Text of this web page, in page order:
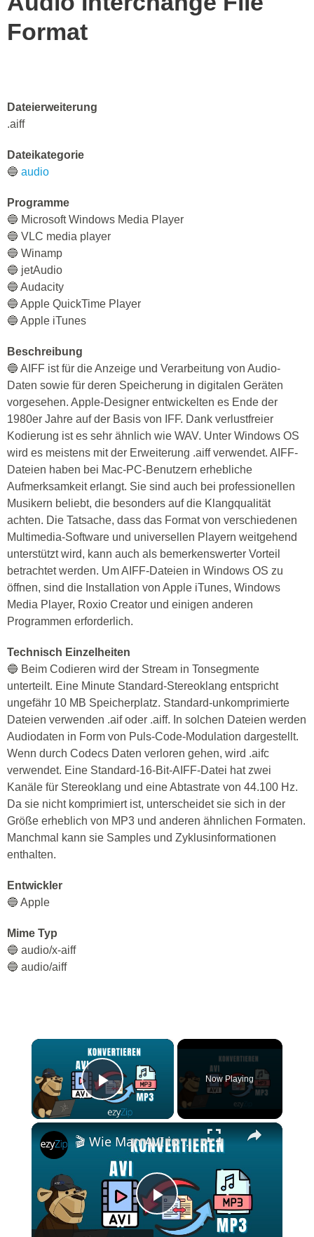
Format
Dateierweiterung
.aiff
Dateikategorie
🔵 audio
Programme
🔵 Microsoft Windows Media Player
🔵 VLC media player
🔵 Winamp
🔵 jetAudio
🔵 Audacity
🔵 Apple QuickTime Player
🔵 Apple iTunes
Beschreibung
🔵 AIFF ist für die Anzeige und Verarbeitung von Audio-
Daten sowie für deren Speicherung in digitalen Geräten
vorgesehen. Apple-Designer entwickelten es Ende der
1980er Jahre auf der Basis von IFF. Dank verlustfreier
Kodierung ist es sehr ähnlich wie WAV. Unter Windows OS
wird es meistens mit der Erweiterung .aiff verwendet. AIFF-
Dateien haben bei Mac-PC-Benutzern erhebliche
Aufmerksamkeit erlangt. Sie sind auch bei professionellen
Musikern beliebt, die besonders auf die Klangqualität
achten. Die Tatsache, dass das Format von verschiedenen
Multimedia-Software und universellen Playern weitgehend
unterstützt wird, kann auch als bemerkenswerter Vorteil
betrachtet werden. Um AIFF-Dateien in Windows OS zu
öffnen, sind die Installation von Apple iTunes, Windows
Media Player, Roxio Creator und einigen anderen
Programmen erforderlich.
Technisch Einzelheiten
🔵 Beim Codieren wird der Stream in Tonsegmente
unterteilt. Eine Minute Standard-Stereoklang entspricht
ungefähr 10 MB Speicherplatz. Standard-unkomprimierte
Dateien verwenden .aif oder .aiff. In solchen Dateien werden
Audiodaten in Form von Puls-Code-Modulation dargestellt.
Wenn durch Codecs Daten verloren gehen, wird .aifc
verwendet. Eine Standard-16-Bit-AIFF-Datei hat zwei
Kanäle für Stereoklang und eine Abtastrate von 44.100 Hz.
Da sie nicht komprimiert ist, unterscheidet sie sich in der
Größe erheblich von MP3 und anderen ähnlichen Formaten.
Manchmal kann sie Samples und Zyklusinformationen
enthalten.
Entwickler
🔵 Apple
Mime Typ
🔵 audio/x-aiff
🔵 audio/aiff
×
Play Video
Now Playing
×
Play
🎬 Wie Man AVI in MP3 Online Kostenlos Konvertiert | Keine Softwareinstallation Erforderlich